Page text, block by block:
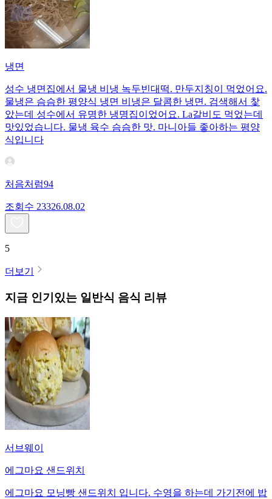
냉면
성수 냉면집에서 물냉 비냉 녹두빈대떡. 만두지칭이 먹었어요.
물냉은 슴슴한 평양식 냉면 비냉은 달콤한 냉면. 검색해서 찿
았는데 성수에서 유명한 냉명집이었어요. La갈비도 먹었는데
맛있었습니다. 물냉 육수 슴슴한 맛. 마니아들 좋아하는 평양
식입니다
처음처럼94
조회수 23326.08.02
5
더보기
지금 인기있는 일반식 음식 리뷰
서브웨이
에그마요 샌드위치
에그마요 모닝빵 샌드위치 입니다. 수영을 하는데 가기전에 밥